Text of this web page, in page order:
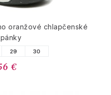
oranžové chlapčenské
29 30
€